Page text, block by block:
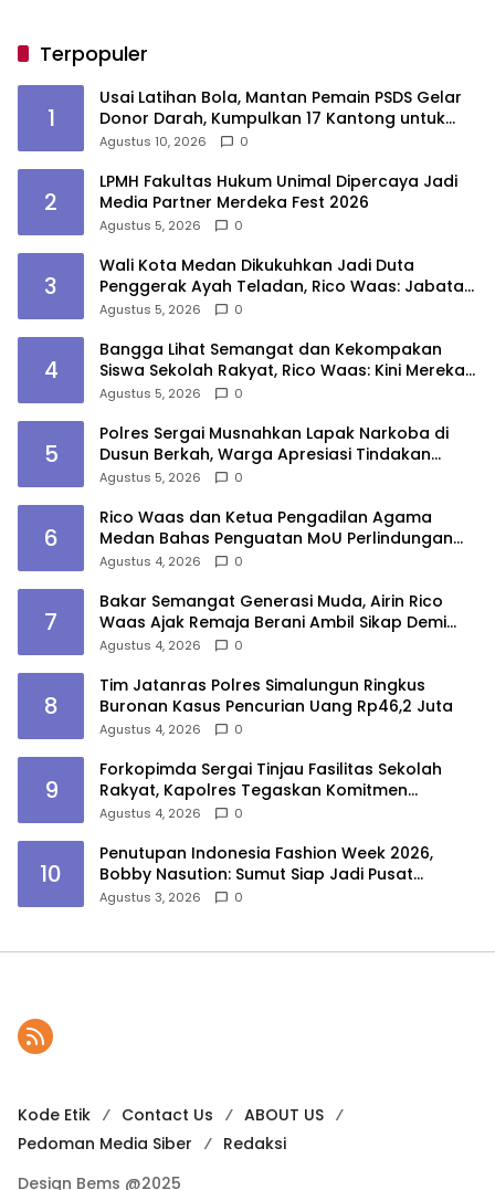
Terpopuler
1
Usai Latihan Bola, Mantan Pemain PSDS Gelar
Donor Darah, Kumpulkan 17 Kantong untuk
Sesama
Agustus 10, 2026 0
2
LPMH Fakultas Hukum Unimal Dipercaya Jadi
Media Partner Merdeka Fest 2026
Agustus 5, 2026 0
3
Wali Kota Medan Dikukuhkan Jadi Duta
Penggerak Ayah Teladan, Rico Waas: Jabatan
Tertinggi Pria Dalam Keluarga
Agustus 5, 2026 0
4
Bangga Lihat Semangat dan Kekompakan
Siswa Sekolah Rakyat, Rico Waas: Kini Mereka
Berani Bermimpi Besar
Agustus 5, 2026 0
5
Polres Sergai Musnahkan Lapak Narkoba di
Dusun Berkah, Warga Apresiasi Tindakan
Tegas Aparat
Agustus 5, 2026 0
6
Rico Waas dan Ketua Pengadilan Agama
Medan Bahas Penguatan MoU Perlindungan
Hak Anak dan Perempuan Pasca Perceraian
Agustus 4, 2026 0
7
Bakar Semangat Generasi Muda, Airin Rico
Waas Ajak Remaja Berani Ambil Sikap Demi
Masa Depan
Agustus 4, 2026 0
8
Tim Jatanras Polres Simalungun Ringkus
Buronan Kasus Pencurian Uang Rp46,2 Juta
Agustus 4, 2026 0
9
Forkopimda Sergai Tinjau Fasilitas Sekolah
Rakyat, Kapolres Tegaskan Komitmen
Ciptakan Lingkungan Belajar Aman dan
Agustus 4, 2026 0
10
Penutupan Indonesia Fashion Week 2026,
Bobby Nasution: Sumut Siap Jadi Pusat
Fashion Indonesia Lewat Wastra
Agustus 3, 2026 0
Kode Etik Contact Us
ABOUT US
Pedoman Media Siber
Redaksi
Design Bems @2025